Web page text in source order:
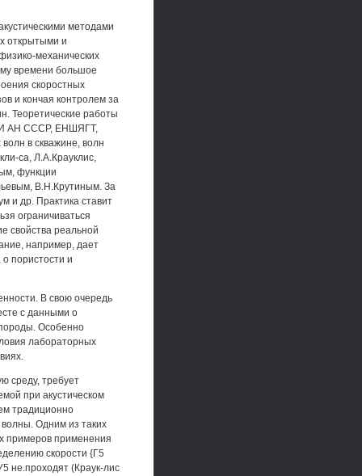
методами
открытыми и
механических
времени большое
скоростных
и кончая контролем за
Теоретические работы
АН СССР, ЕНШЯГТ,
в скважине, волн
са, Л.А.Крауклис,
функции
В.Н.Крутиным. За
и др. Практика ставит
ограничиваться
свойства реальной
например, дает
пористости и
В свою очередь
с данными о
Особенно
лабораторных
среду, требует
при акустическом
традиционно
Одним из таких
примеров применения
скорости {Г5
не.проходят (Краук-лис